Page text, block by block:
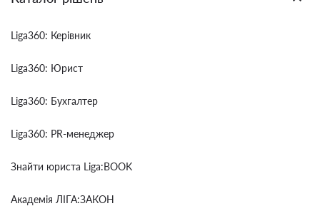
Liga360: Керівник
Liga360: Юрист
Liga360: Бухгалтер
Liga360: PR-менеджер
Знайти юриста Liga:BOOK
Академія ЛІГА:ЗАКОН